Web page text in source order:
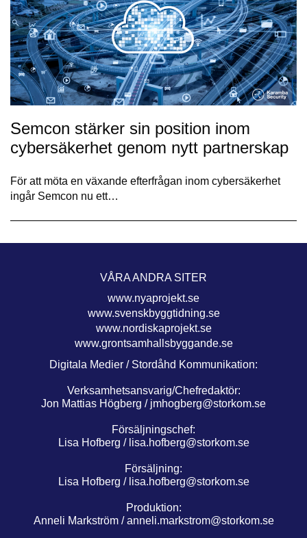
Semcon stärker sin position inom
cybersäkerhet genom nytt partnerskap
För att möta en växande efterfrågan inom cybersäkerhet
ingår Semcon nu ett…
VÅRA ANDRA SITER
www.nyaprojekt.se
www.svenskbyggtidning.se
www.nordiskaprojekt.se
www.grontsamhallsbyggande.se
Digitala Medier / Stordåhd Kommunikation:
Verksamhetsansvarig/Chefredaktör:
Jon Mattias Högberg / jmhogberg@storkom.se
Försäljningschef:
Lisa Hofberg / lisa.hofberg@storkom.se
Försäljning:
Lisa Hofberg / lisa.hofberg@storkom.se
Produktion:
Anneli Markström /anneli.markstrom@storkom.se